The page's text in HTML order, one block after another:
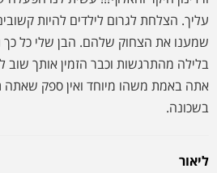
ליאור
פורסם בתאריך 04/04/2016 - 17:57:49
ורדינון היקר רציתי להודות לך בשמי
הפעילות המקסימה והיחס המדהים שלך
הקטנה לא מפסיקה לדבר על היום